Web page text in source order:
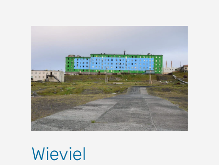
Wieviel